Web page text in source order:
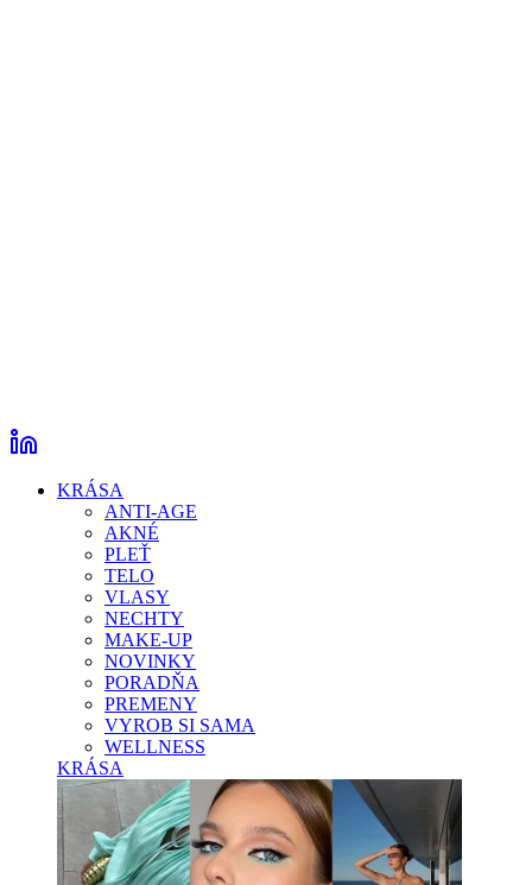
KRÁSA
ANTI-AGE
AKNÉ
PLEŤ
TELO
VLASY
NECHTY
MAKE-UP
NOVINKY
PORADŇA
PREMENY
VYROB SI SAMA
WELLNESS
KRÁSA